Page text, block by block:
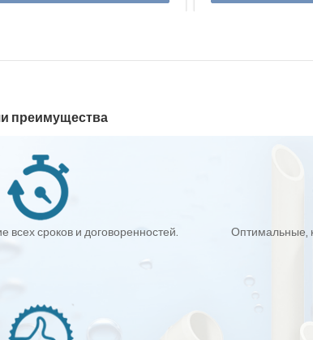
преимущества
всех сроков и договоренностей. Оптимальные,